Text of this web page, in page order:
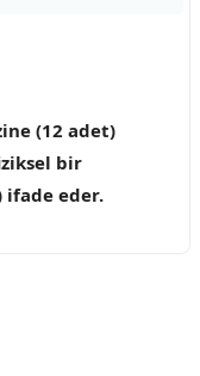
(12 adet)
bir
eder.